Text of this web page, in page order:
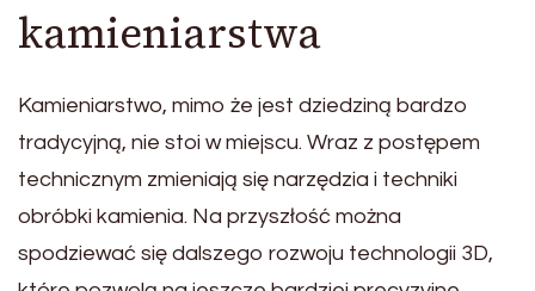
kamieniarstwa
Kamieniarstwo, mimo że jest dziedziną bardzo
tradycyjną, nie stoi w miejscu. Wraz z postępem
technicznym zmieniają się narzędzia i techniki
obróbki kamienia. Na przyszłość można
spodziewać się dalszego rozwoju technologii 3D,